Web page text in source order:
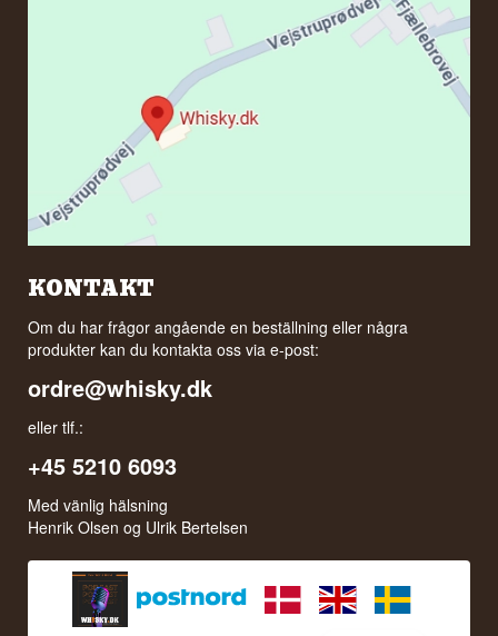
KONTAKT
Om du har frågor angående en beställning eller några
produkter kan du kontakta oss via e-post:
ordre@whisky.dk
eller tlf.:
+45 5210 6093
Med vänlig hälsning
Henrik Olsen og Ulrik Bertelsen